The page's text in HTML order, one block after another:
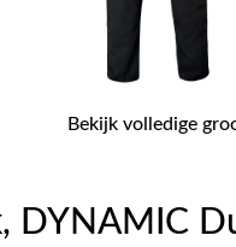
Bekijk volledige
DYNAMIC